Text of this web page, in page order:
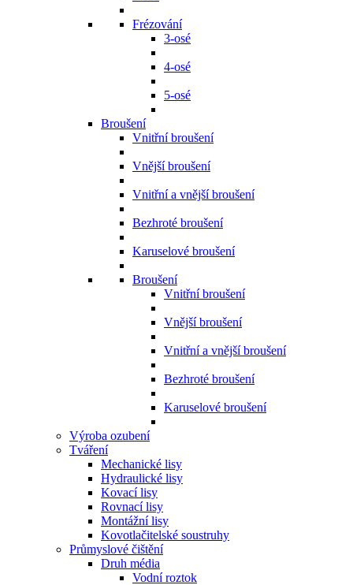
Frézování
3-osé
4-osé
5-osé
Broušení
Vnitřní broušení
Vnější broušení
Vnitřní a vnější broušení
Bezhroté broušení
Karuselové broušení
Broušení
Vnitřní broušení
Vnější broušení
Vnitřní a vnější broušení
Bezhroté broušení
Karuselové broušení
Výroba ozubení
Tváření
Mechanické lisy
Hydraulické lisy
Kovací lisy
Rovnací lisy
Montážní lisy
Kovotlačitelské soustruhy
Průmyslové čištění
Druh média
Vodní roztok